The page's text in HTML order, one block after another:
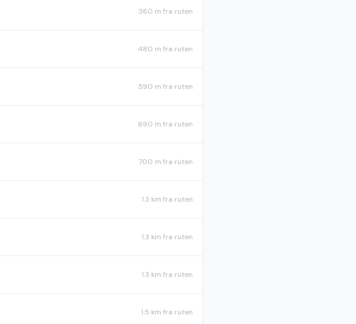
360 m fra ruten
480 m fra ruten
590 m fra ruten
690 m fra ruten
700 m fra ruten
1.3 km fra ruten
1.3 km fra ruten
1.3 km fra ruten
1.5 km fra ruten